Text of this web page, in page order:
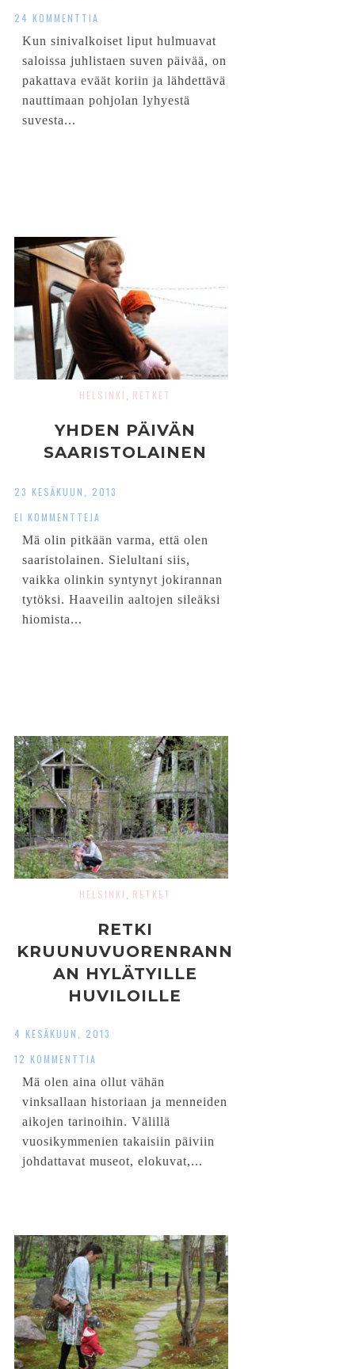
24 KOMMENTTIA
Kun sinivalkoiset liput hulmuavat
saloissa juhlistaen suven päivää, on
pakattava eväät koriin ja lähdettävä
nauttimaan pohjolan lyhyestä
suvesta...
HELSINKI RETKET
YHDEN PÄIVÄN
SAARISTOLAINEN
23 KESÄKUUN, 2013
EI KOMMENTTEJA
Mä olin pitkään varma, että olen
saaristolainen. Sielultani siis,
vaikka olinkin syntynyt jokirannan
tytöksi. Haaveilin aaltojen sileäksi
hiomista...
HELSINKI RETKET
RETKI
KRUUNUVUORENRANN
AN HYLÄTYILLE
HUVILOILLE
4 KESÄKUUN, 2013
12 KOMMENTTIA
Mä olen aina ollut vähän
vinksallaan historiaan ja menneiden
aikojen tarinoihin. Välillä
vuosikymmenien takaisiin päiviin
johdattavat museot, elokuvat,...